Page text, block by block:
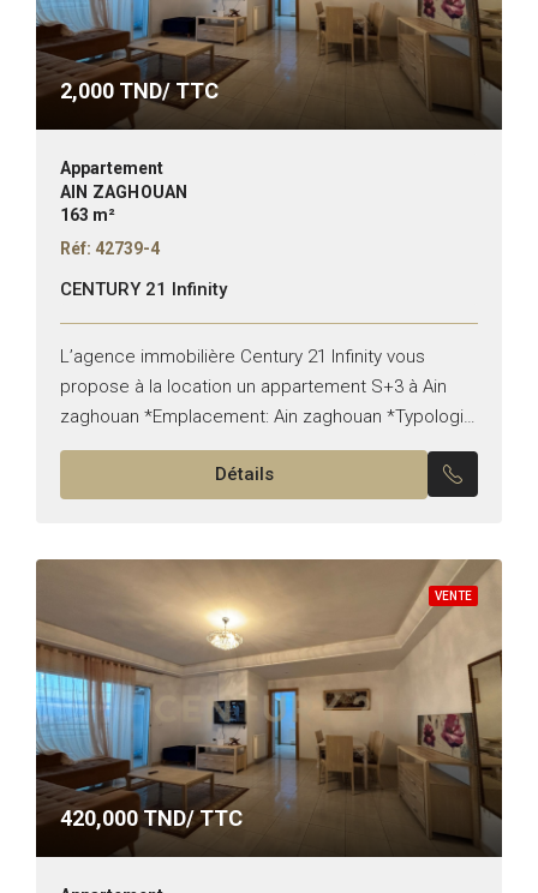
2,000 TND/ TTC
Appartement
AIN ZAGHOUAN
163 m²
Réf: 42739-4
CENTURY 21 Infinity
L’agence immobilière Century 21 Infinity vous
propose à la location un appartement S+3 à Ain
zaghouan *Emplacement: Ain zaghouan *Typologie:
S+3 *Superficie: 163 m² *État: meublé Il est
composé de: -Un salon,...
Détails
VENTE
420,000TND/ TTC